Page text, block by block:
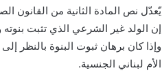
يّعدّل نص المادة الثانية من القانون الصادر بالقرار رقم 51 تاريخ 19 كانون
إن الولد غير الشرعي الذي تثبت بنوته
وإذا كان برهان ثبوت البنوة بالنظر إلى
الأم لبناني الجنسية.